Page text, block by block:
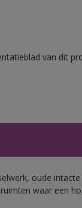
van dit
oude
waar een